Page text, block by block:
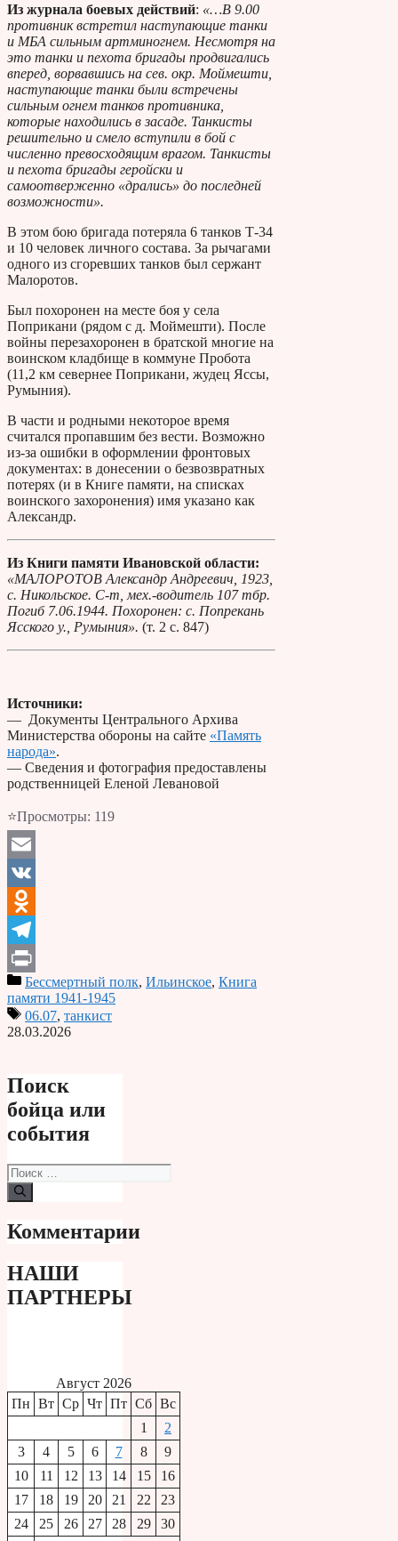
Из журнала боевых действий: «…В 9.00
противник встретил наступающие танки
и МБА сильным артминогнем. Несмотря на
это танки и пехота бригады продвигались
вперед, ворвавшись на сев. окр. Моймешти,
наступающие танки были встречены
сильным огнем танков противника,
которые находились в засаде. Танкисты
решительно и смело вступили в бой с
численно превосходящим врагом. Танкисты
и пехота бригады геройски и
самоотверженно «дрались» до последней
возможности».
В этом бою бригада потеряла 6 танков Т-34
и 10 человек личного состава. За рычагами
одного из сгоревших танков был сержант
Малоротов.
Был похоронен на месте боя у села
Поприкани (рядом с д. Моймешти). После
войны перезахоронен в братской многие на
воинском кладбище в коммуне Пробота
(11,2 км севернее Поприкани, жудец Яссы,
Румыния).
В части и родными некоторое время
считался пропавшим без вести. Возможно
из-за ошибки в оформлении фронтовых
документах: в донесении о безвозвратных
потерях (и в Книге памяти, на списках
воинского захоронения) имя указано как
Александр.
Из Книги памяти Ивановской области:
«МАЛОРОТОВ Александр Андреевич, 1923,
с. Никольское. С-т, мех.-водитель 107 тбр.
Погиб 7.06.1944. Похоронен: с. Попрекань
Ясского у., Румыния». (т. 2 с. 847)
Источники:
— Документы Центрального Архива
Министерства обороны на сайте «Память
народа».
— Сведения и фотография предоставлены
родственницей Еленой Левановой
⭐Просмотры: 119
Email
VK
Odnoklassniki
Telegram
PrintБессмертный полк, Ильинское, Книга
памяти 1941-1945
06.07, танкист
28.03.2026
Поиск
бойца или
события
Поиск:
Комментарии
НАШИ
ПАРТНЕРЫ
Август 2026
Пн Вт Ср Чт Пт Сб Вс
1
2
3
4 5 6 7 8
9
10
11 12 13 14 15
16
17
18 19 20 21 22
23
24
25 26 27 28 29
30